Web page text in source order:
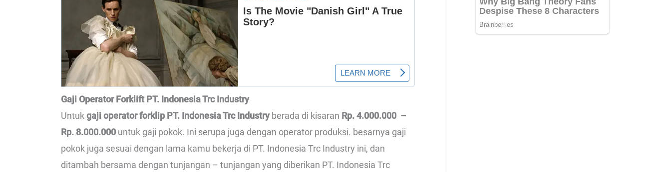
Gaji Operator Forklift PT. Indonesia Trc Industry
Untukgaji operator forklip PT. Indonesia Trc Industryberada di kisaran Rp. 4.000.000 –
Rp. 8.000.000 untuk gaji pokok. Ini serupa juga dengan operator produksi. besarnya gaji
pokok juga sesuai dengan lama kamu bekerja di PT. Indonesia Trc Industry ini, dan
ditambah bersama dengan tunjangan – tunjangan yang diberikan PT. Indonesia Trc